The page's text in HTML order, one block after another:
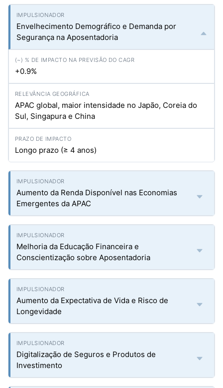
Envelhecimento Demográfico e Demanda por
Segurança na Aposentadoria
+0.9%
APAC global, maior intensidade no Japão, Coreia do
Sul, Singapura e China
Longo prazo (≥ 4 anos)
Aumento da Renda Disponível nas Economias
Emergentes da APAC
Melhoria da Educação Financeira e
Conscientização sobre Aposentadoria
Aumento da Expectativa de Vida e Risco de
Longevidade
Digitalização de Seguros e Produtos de
Investimento